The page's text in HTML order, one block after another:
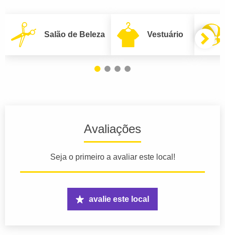
Salão de Beleza Vestuário
Avaliações
Seja o primeiro a avaliar este local!
avalie este local